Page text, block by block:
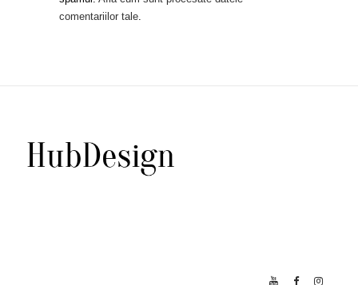
comentariilor tale.